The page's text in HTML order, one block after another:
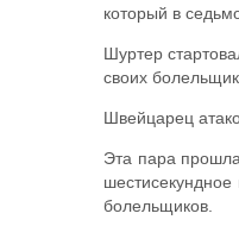
который в
Шуртер
своих
Швейцарец
Эта пара
болельщиков.